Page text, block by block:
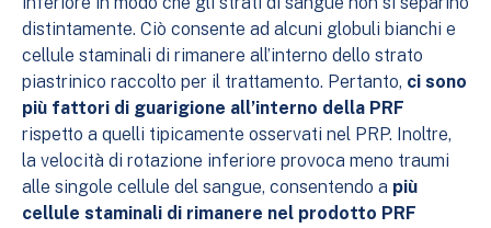
distintamente. Ciò consente ad alcuni globuli bianchi e
cellule staminali di rimanere all’interno dello strato
piastrinico raccolto per il trattamento. Pertanto, ci sono
più fattori di guarigione all’interno della PRF
rispetto a quelli tipicamente osservati nel PRP. Inoltre,
la velocità di rotazione inferiore provoca meno traumi
alle singole cellule del sangue, consentendo a più
cellule staminali di rimanere nel prodotto PRF